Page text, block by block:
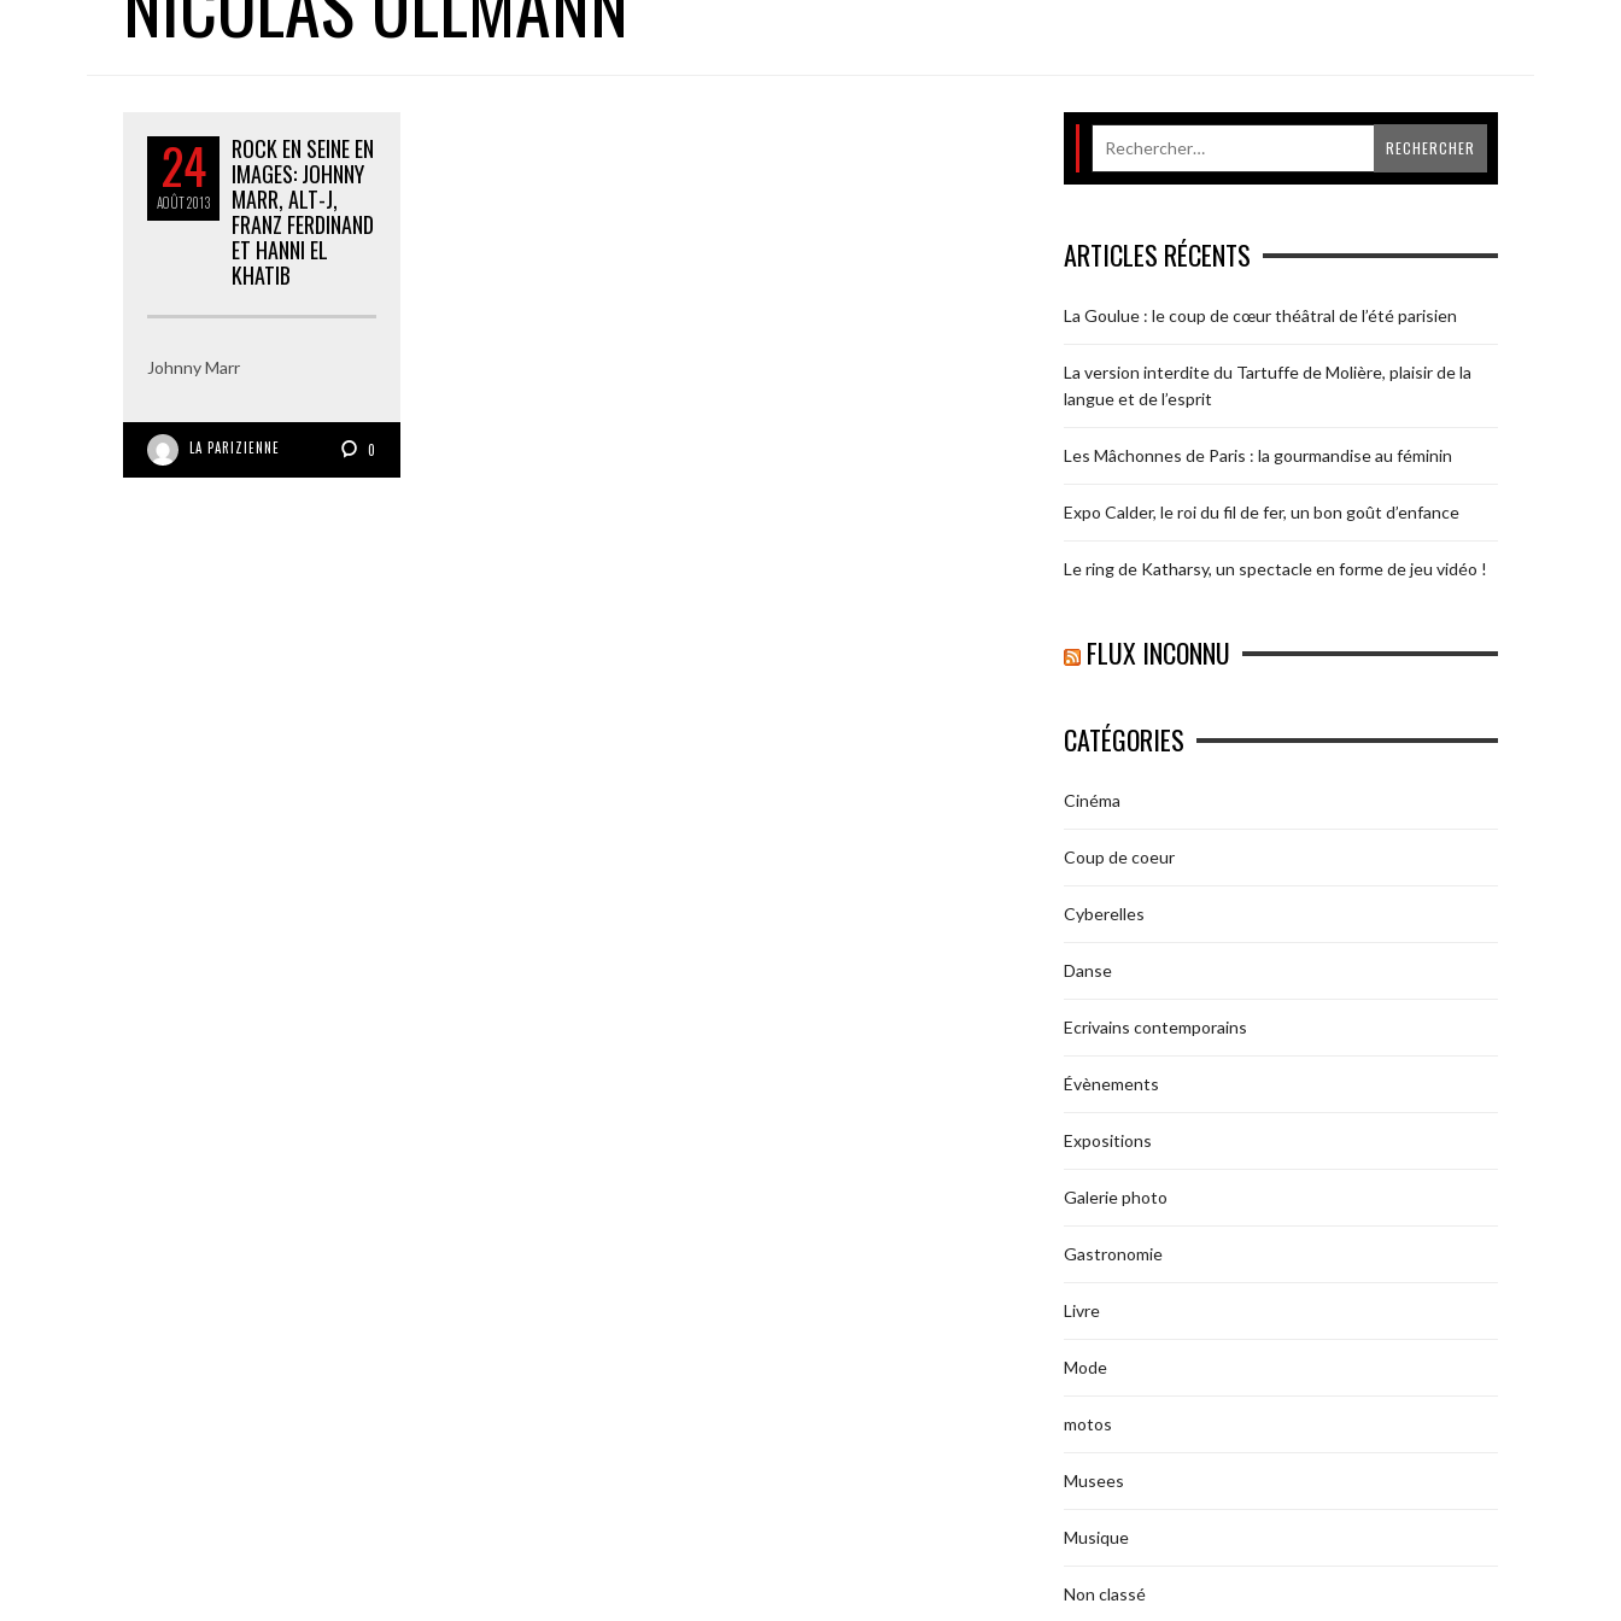
24
AOÛT2013
ROCK EN SEINE EN
IMAGES: JOHNNY
MARR, ALT-J,
FRANZ FERDINAND
ET HANNI EL
KHATIB
Johnny Marr
LA PARIZIENNE 0
ARTICLES RÉCENTS
La Goulue : le coup de cœur théâtral de l’été parisien
La version interdite du Tartuffe de Molière, plaisir de la
langue et de l’esprit
Les Mâchonnes de Paris : la gourmandise au féminin
Expo Calder, le roi du fil de fer, un bon goût d’enfance
Le ring de Katharsy, un spectacle en forme de jeu vidéo !
FLUX INCONNU
CATÉGORIES
Cinéma
Coup de coeur
Cyberelles
Danse
Ecrivains contemporains
Évènements
Expositions
Galerie photo
Gastronomie
Livre
Mode
motos
Musees
Musique
Non classé